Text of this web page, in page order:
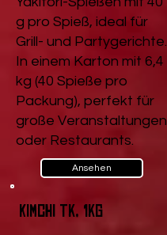
g pro Spieß, ideal für
Grill- und Partygerichte.
In einem Karton mit 6,4
kg (40 Spieße pro
Packung), perfekt für
große Veranstaltungen
oder Restaurants.
Ansehen
Kimchi TK, 1kg